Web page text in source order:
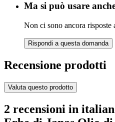
Ma si può usare
Non ci sono ancora risposte
Rispondi a questa domanda
Recensione prodotti
Valuta questo prodotto
2 recensioni in